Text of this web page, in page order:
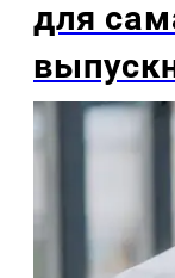
для